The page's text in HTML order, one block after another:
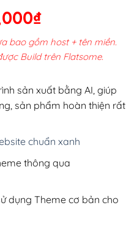
₫Giá
hiện
tại
220,000₫.
bao gồm host + tên miền.
Build trên Flatsome.
sản xuất bằng AI, giúp
sản phẩm hoàn thiện rất
chuẩn xanh
thông qua
dụng Theme cơ bản cho